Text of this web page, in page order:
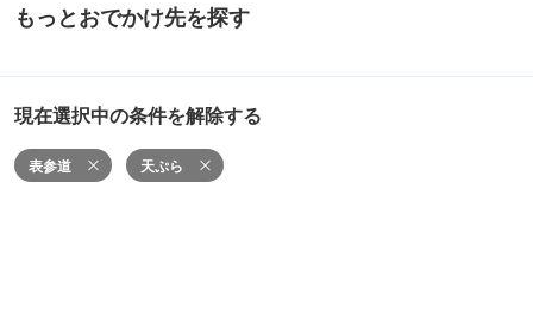
もっとおでかけ先を探す
現在選択中の条件を解除する
表参道 天ぷら